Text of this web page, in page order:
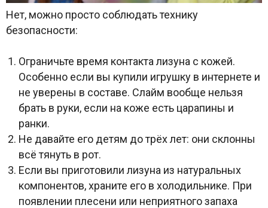
Нет, можно просто соблюдать технику
безопасности:
Ограничьте время контакта лизуна с кожей.
Особенно если вы купили игрушку в интернете и
не уверены в составе. Слайм вообще нельзя
брать в руки, если на коже есть царапины и
ранки.
Не давайте его детям до трёх лет: они склонны
всё тянуть в рот.
Если вы приготовили лизуна из натуральных
компонентов, храните его в холодильнике. При
появлении плесени или неприятного запаха